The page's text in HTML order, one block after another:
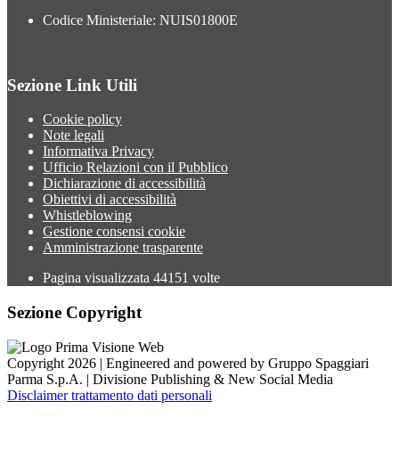
Codice Ministeriale: NUIS01800E
Sezione Link Utili
Cookie policy
Note legali
Informativa Privacy
Ufficio Relazioni con il Pubblico
Dichiarazione di accessibilità
Obiettivi di accessibilità
Whistleblowing
Gestione consensi cookie
Amministrazione trasparente
Pagina visualizzata 44151 volte
Sezione Copyright
Copyright 2026 | Engineered and powered by Gruppo Spaggiari
Parma S.p.A. | Divisione Publishing & New Social Media
Disclaimer trattamento dati personali